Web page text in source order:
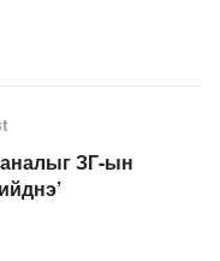
ЗГ-ын